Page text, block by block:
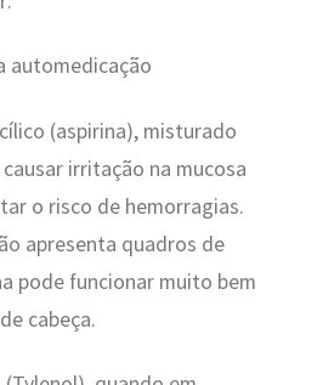
automedicação
(aspirina), misturado
irritação na mucosa
o risco de hemorragias.
apresenta quadros de
pode funcionar muito bem
cabeça.